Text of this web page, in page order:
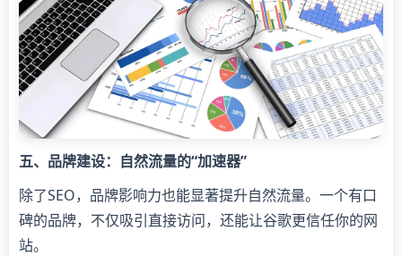
五、品牌建设：自然流量的“加速器”
除了SEO，品牌影响力也能显著提升自然流量。一个有口
碑的品牌，不仅吸引直接访问，还能让谷歌更信任你的网
站。